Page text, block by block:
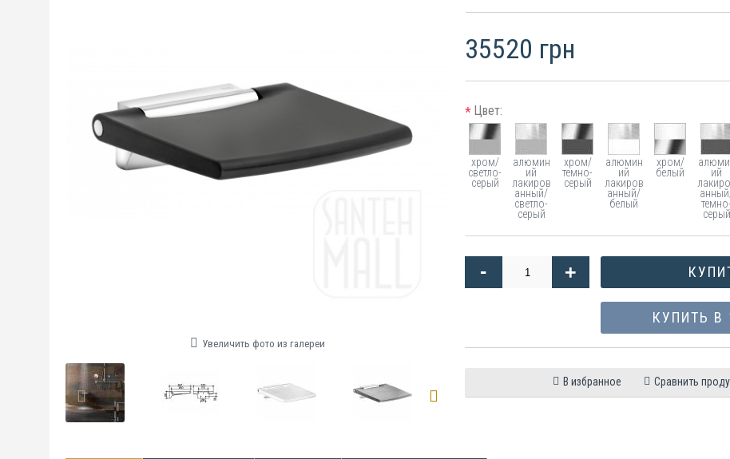
Увеличить фото из галереи
35520 грн
* Цвет:
хром/
светло-
серый
алюмин
ий
лакиров
анный/
светло-
серый
хром/
темно-
серый
алюмин
ий
лакиров
анный/
белый
хром/
белый
ий
темно-
серый
- +
КУПИТЬ В
В избранное Сравнить